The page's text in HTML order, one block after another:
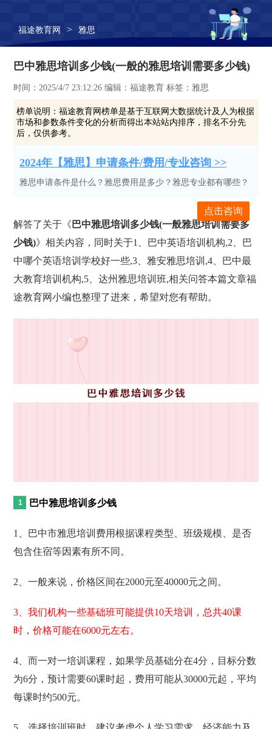
福途教育网 > 雅思
巴中雅思培训多少钱(一般的雅思培训需要多少钱)
时间：2025/4/7 23:12:26 编辑：福途教育 标签：雅思
榜单说明：福途教育网榜单是基于互联网大数据统计及人为根据
市场和参数条件变化的分析而得出本站站内排序，排名不分先
后，仅供参考。
2024年【雅思】申请条件/费用/专业咨询 >>
雅思申请条件是什么？雅思费用是多少？雅思专业都有哪些？
点击咨询
解答了关于《 巴中雅思培训多少钱(一般雅思培训需要多
少钱)》相关内容，同时关于1、巴中英语培训机构,2、巴
中哪个英语培训学校好一些,3、雅安雅思培训,4、巴中最
大教育培训机构,5、达州雅思培训班,相关问答本篇文章福
途教育网小编也整理了进来，希望对您有帮助。
巴中雅思培训多少钱
1、巴中市雅思培训费用根据课程类型、班级规模、是否
包含住宿等因素有所不同。
2、一般来说，价格区间在2000元至40000元之间。
3、我们机构一些基础班可能提供10天培训，总共40课
时，价格可能在6000元左右。
4、而一对一培训课程，如果学员基础分在4分，目标分数
为6分，预计需要60课时起，费用可能从30000元起，平均
每课时约500元。